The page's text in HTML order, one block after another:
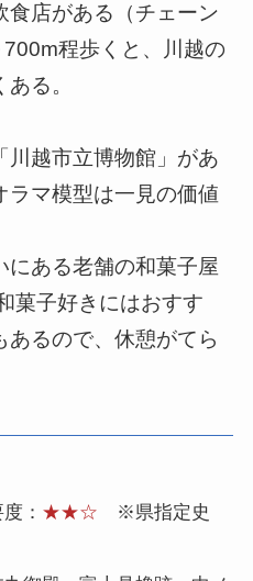
食店がある（チェーン
程歩くと、川越の
る。
川越市立博物館」があ
ラマ模型は一見の価値
にある老舗の和菓子屋
菓子好きにはおすす
るので、休憩がてら
： ★★☆ ※県指定史